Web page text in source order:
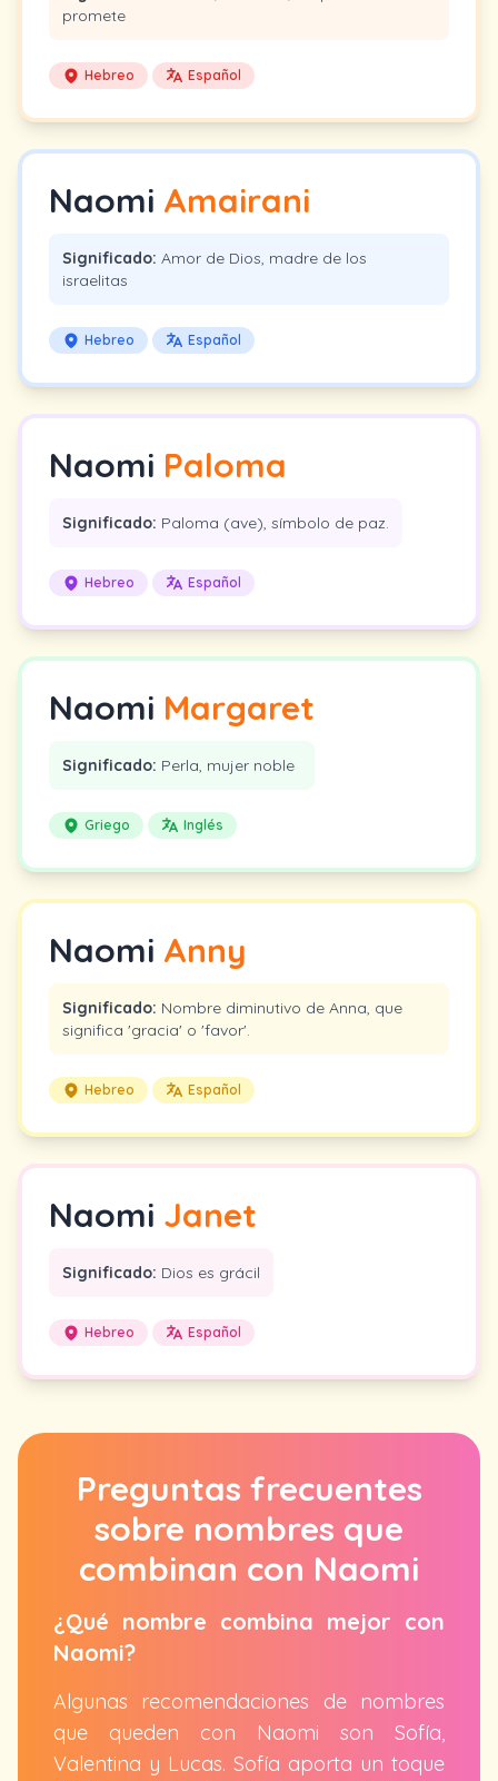
promete
Hebreo Español
Naomi Amairani
Significado: Amor de Dios, madre de los
israelitas
Hebreo Español
Naomi Paloma
Significado: Paloma (ave), símbolo de paz.
Hebreo Español
Naomi Margaret
Significado: Perla, mujer noble
Griego Inglés
Naomi Anny
Significado: Nombre diminutivo de Anna, que
significa 'gracia' o 'favor'.
Hebreo Español
Naomi Janet
Significado: Dios es grácil
Hebreo Español
Preguntas frecuentes
sobre nombres que
combinan con Naomi
¿Qué nombre combina mejor con
Naomi?
Algunas recomendaciones de nombres
que queden con Naomi son Sofía,
Valentina y Lucas. Sofía aporta un toque